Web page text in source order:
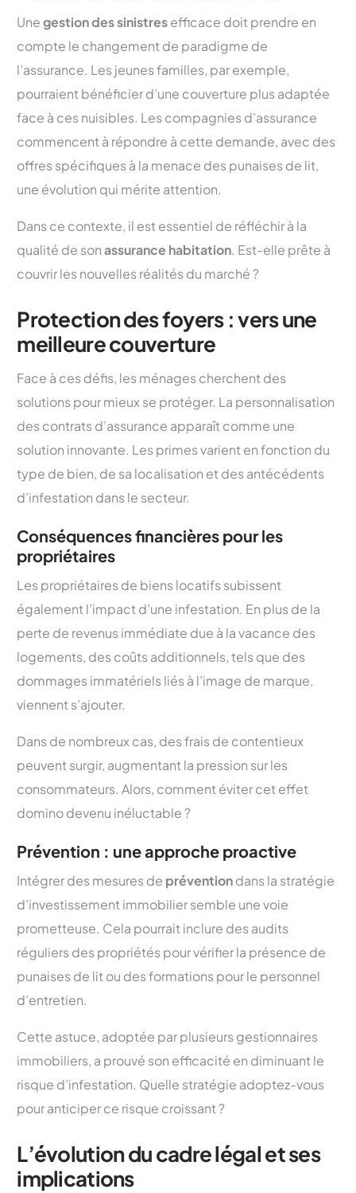
Unegestion des sinistresefficace doit prendre en
compte le changement de paradigme de
l’assurance. Les jeunes familles, par exemple,
pourraient bénéficier d’une couverture plus adaptée
face à ces nuisibles. Les compagnies d’assurance
commencent à répondre à cette demande, avec des
offres spécifiques à la menace des punaises de lit,
une évolution qui mérite attention.
Dans ce contexte, il est essentiel de réfléchir à la
qualité de sonassurance habitation. Est-elle prête à
couvrir les nouvelles réalités du marché ?
Protection des foyers : vers une
meilleure couverture
Face à ces défis, les ménages cherchent des
solutions pour mieux se protéger. La personnalisation
des contrats d’assurance apparaît comme une
solution innovante. Les primes varient en fonction du
type de bien, de sa localisation et des antécédents
d’infestation dans le secteur.
Conséquences financières pour les
propriétaires
Les propriétaires de biens locatifs subissent
également l’impact d’une infestation. En plus de la
perte de revenus immédiate due à la vacance des
logements, des coûts additionnels, tels que des
dommages immatériels liés à l’image de marque,
viennent s’ajouter.
Dans de nombreux cas, des frais de contentieux
peuvent surgir, augmentant la pression sur les
consommateurs. Alors, comment éviter cet effet
domino devenu inéluctable ?
Prévention : une approche proactive
Intégrer des mesures de préventiondans la stratégie
d’investissement immobilier semble une voie
prometteuse. Cela pourrait inclure des audits
réguliers des propriétés pour vérifier la présence de
punaises de lit ou des formations pour le personnel
d’entretien.
Cette astuce, adoptée par plusieurs gestionnaires
immobiliers, a prouvé son efficacité en diminuant le
risque d’infestation. Quelle stratégie adoptez-vous
pour anticiper ce risque croissant ?
L’évolution du cadre légal et ses
implications